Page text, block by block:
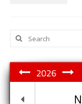
Search
for:
2026